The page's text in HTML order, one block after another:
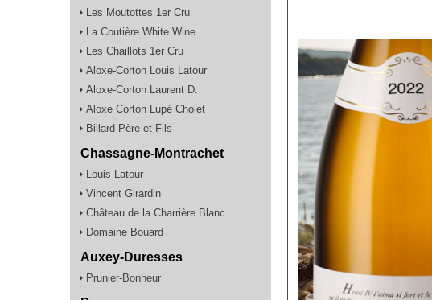
Les Moutottes 1er Cru
La Coutière White Wine
Les Chaillots 1er Cru
Aloxe-Corton Louis Latour
Aloxe-Corton Laurent D.
Aloxe Corton Lupé Cholet
Billard Père et Fils
Chassagne-Montrachet
Louis Latour
Vincent Girardin
Château de la Charrière Blanc
Domaine Bouard
Auxey-Duresses
Prunier-Bonheur